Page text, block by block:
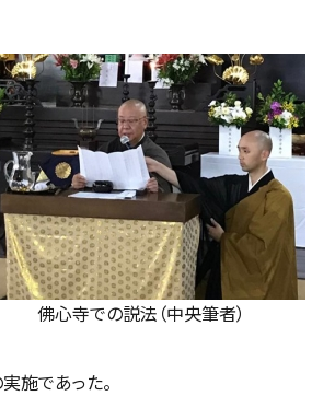
佛心寺での説法（中央筆者）
施であった。